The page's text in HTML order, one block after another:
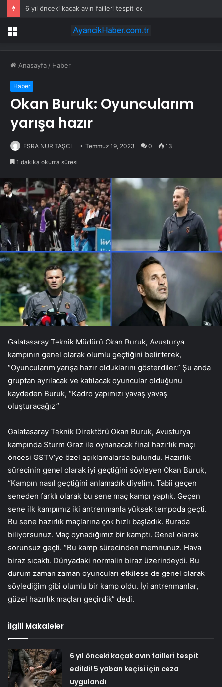
Menü
Anasayfa / Haber
Haber
Okan Buruk: Oyuncularım
yarışa hazır
ESRA NUR TAŞCI Temmuz 19, 2023 0 13
1 dakika okuma süresi
Galatasaray Teknik Müdürü Okan Buruk, Avusturya
kampının genel olarak olumlu geçtiğini belirterek,
“Oyuncularım yarışa hazır olduklarını gösterdiler.” Şu anda
gruptan ayrılacak ve katılacak oyuncular olduğunu
kaydeden Buruk, “Kadro yapımızı yavaş yavaş
oluşturacağız.”
Galatasaray Teknik Direktörü Okan Buruk, Avusturya
kampında Sturm Graz ile oynanacak final hazırlık maçı
öncesi GSTV’ye özel açıklamalarda bulundu. Hazırlık
sürecinin genel olarak iyi geçtiğini söyleyen Okan Buruk,
“Kampın nasıl geçtiğini anlamadık diyelim. Tabii geçen
seneden farklı olarak bu sene maç kampı yaptık. Geçen
sene ilk kampımız iki antrenmanla yüksek tempoda geçti.
Bu sene hazırlık maçlarına çok hızlı başladık. Burada
biliyorsunuz. Maç oynadığımız bir kamptı. Genel olarak
sorunsuz geçti. “Bu kamp sürecinden memnunuz. Hava
biraz sıcaktı. Dünyadaki normalin biraz üzerindeydi. Bu
durum zaman zaman oyuncuları etkilese de genel olarak
söylediğim gibi olumlu bir kamp oldu. İyi antrenmanlar,
güzel hazırlık maçları geçirdik” dedi.
İlgili Makaleler
6 yıl önceki kaçak avın failleri tespit
edildi! 5 yaban keçisi için ceza
uygulandı